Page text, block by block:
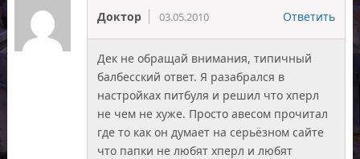
Доктор 03.05.2010 Ответить
Дек не обращай внимания, типичный
балбесский ответ. Я разабрался в
настройках питбуля и решил что хперл
не чем не хуже. Просто авесом прочитал
где то как он думает на серьёзном сайте
что папки не любят хперл и любят